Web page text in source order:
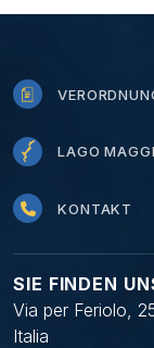
LAGO
KONTAKT
SIE FINDEN
Via per Feriolo,
Italia